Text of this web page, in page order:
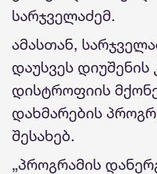
სარჯველაძემ.
ამასთან,
დაუსვეს დიუშენის
დისტროფიის
დახმარების
შესახებ.
„პროგრამის